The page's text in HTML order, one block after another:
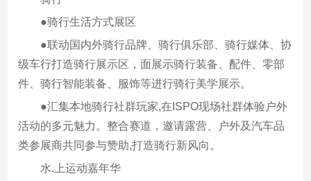
●骑行生活方式展区
●联动国内外骑行品牌、骑行俱乐部、骑行媒体、协
级车行打造骑行展示区，面展示骑行装备、配件、零部
件、骑行智能装备、服饰等进行骑行美学展示。
●汇集本地骑行社群玩家,在ISPO现场社群体验户外
活动的多元魅力。整合赛道，邀请露营、户外及汽车品
类参展商共同参与赞助,打造骑行新风向。
水.上运动嘉年华